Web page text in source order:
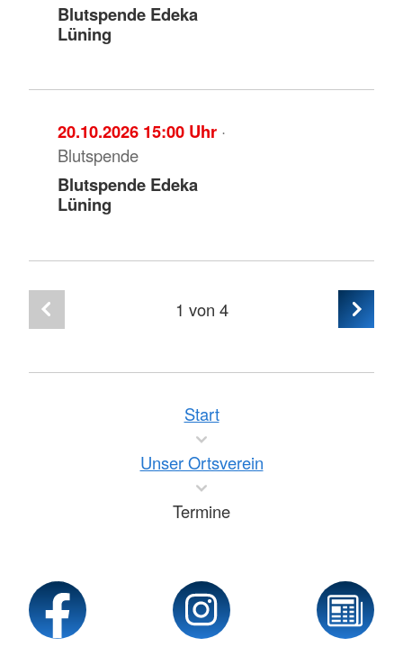
Blutspende Edeka
Lüning
20.10.2026 15:00 Uhr ·
Blutspende
Blutspende Edeka
Lüning
1 von 4
Start
Unser Ortsverein
Termine